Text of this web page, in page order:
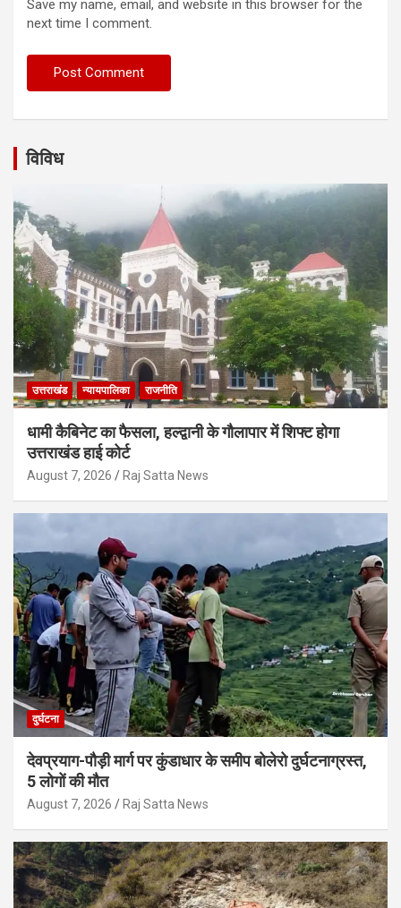
Save my name, email, and website in this browser for the
next time I comment.
विविध
उत्तराखंड न्यायपालिका राजनीति
धामी कैबिनेट का फैसला, हल्द्वानी के गौलापार में शिफ्ट होगा
उत्तराखंड हाई कोर्ट
August 7, 2026 Raj Satta News
दुर्घटना
देवप्रयाग-पौड़ी मार्ग पर कुंडाधार के समीप बोलेरो दुर्घटनाग्रस्त,
5 लोगों की मौत
August 7, 2026 Raj Satta News